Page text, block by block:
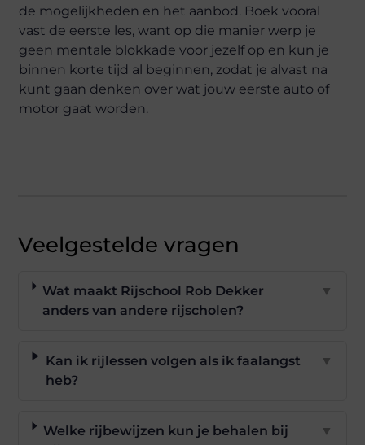
de mogelijkheden en het aanbod. Boek vooral
vast de eerste les, want op die manier werp je
geen mentale blokkade voor jezelf op en kun je
binnen korte tijd al beginnen, zodat je alvast na
kunt gaan denken over wat jouw eerste auto of
motor gaat worden.
Veelgestelde vragen
Wat maakt Rijschool Rob Dekker
anders van andere rijscholen?
▼
Kan ik rijlessen volgen als ik faalangst
heb?
▼
Welke rijbewijzen kun je behalen bij
▼